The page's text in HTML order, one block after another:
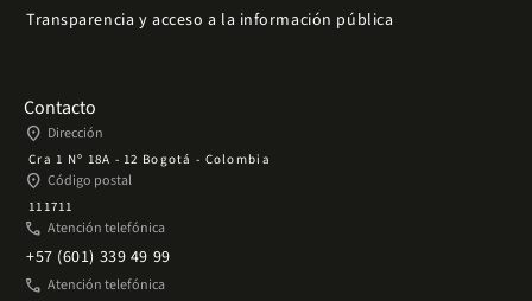
Transparencia y acceso a la información pública
Contacto
place Dirección
Cra 1 Nº 18A - 12 Bogotá - Colombia
place Código postal
111711
phone Atención telefónica
+57 (601) 339 49 99
phone Atención telefónica